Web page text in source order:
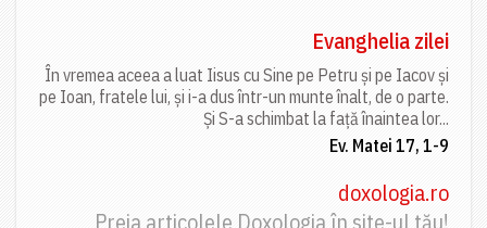
Evanghelia zilei
În vremea aceea a luat Iisus cu Sine pe Petru și pe Iacov și
pe Ioan, fratele lui, și i-a dus într-un munte înalt, de o parte.
Și S-a schimbat la față înaintea lor...
Ev. Matei 17, 1-9
doxologia.ro
Preia articolele Doxologia în site-ul tău!